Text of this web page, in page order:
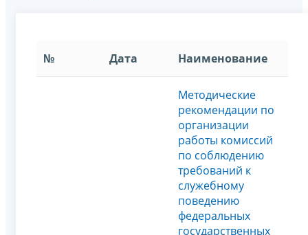
№ Дата Наименование
Методические
рекомендации по
организации
работы комиссий
по соблюдению
требований к
служебному
поведению
федеральных
государственных